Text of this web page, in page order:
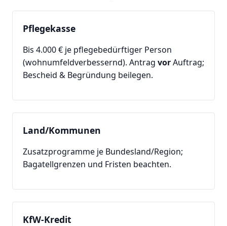
Pflegekasse
Bis 4.000 € je pflegebedürftiger Person
(wohnumfeldverbessernd). Antrag vorAuftrag;
Bescheid & Begründung beilegen.
Land/Kommunen
Zusatzprogramme je Bundesland/Region;
Bagatellgrenzen und Fristen beachten.
KfW-Kredit